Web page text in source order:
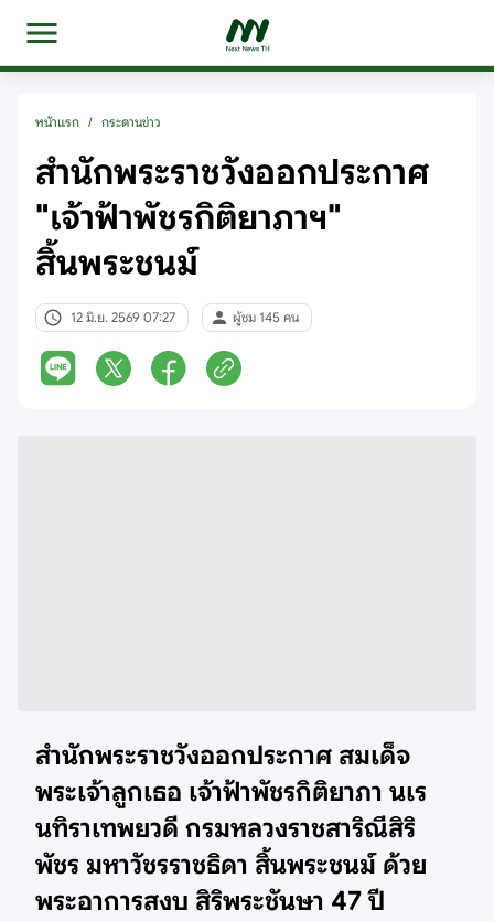
หน้าแรก / กระดานข่าว
สำนักพระราชวังออกประกาศ
"เจ้าฟ้าพัชรกิติยาภาฯ"
สิ้นพระชนม์
12 มิ.ย. 2569 07:27 ผู้ชม 145 คน
สำนักพระราชวังออกประกาศ สมเด็จ
พระเจ้าลูกเธอ เจ้าฟ้าพัชรกิติยาภา นเร
นทิราเทพยวดี กรมหลวงราชสาริณีสิริ
พัชร มหาวัชรราชธิดา สิ้นพระชนม์ ด้วย
พระอาการสงบ สิริพระชันษา 47 ปี